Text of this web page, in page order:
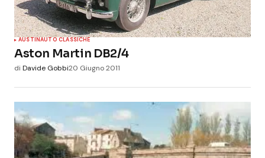
AUSTINAUTO CLASSICHE
Aston Martin DB2/4
di Davide Gobbi20 Giugno 2011